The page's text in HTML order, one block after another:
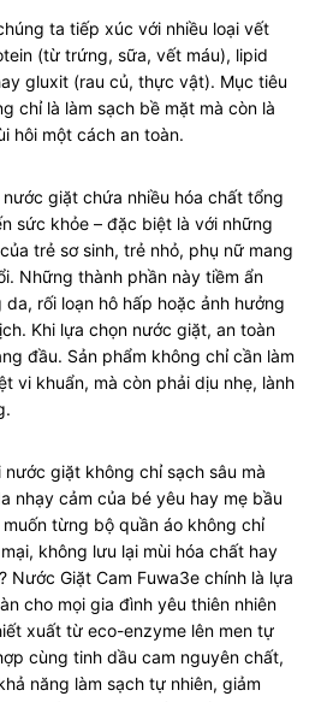
ta tiếp xúc với nhiều loại vết
(từ trứng, sữa, vết máu), lipid
gluxit (rau củ, thực vật). Mục tiêu
chỉ là làm sạch bề mặt mà còn là
hôi một cách an toàn.
giặt chứa nhiều hóa chất tổng
sức khỏe – đặc biệt là với những
trẻ sơ sinh, trẻ nhỏ, phụ nữ mang
Những thành phần này tiềm ẩn
rối loạn hô hấp hoặc ảnh hưởng
Khi lựa chọn nước giặt, an toàn
đầu. Sản phẩm không chỉ cần làm
vi khuẩn, mà còn phải dịu nhẹ, lành
nước giặt không chỉ sạch sâu mà
nhạy cảm của bé yêu hay mẹ bầu
từng bộ quần áo không chỉ
không lưu lại mùi hóa chất hay
Nước Giặt Cam Fuwa3e chính là lựa
cho mọi gia đình yêu thiên nhiên
xuất từ eco-enzyme lên men tự
cùng tinh dầu cam nguyên chất,
năng làm sạch tự nhiên, giảm